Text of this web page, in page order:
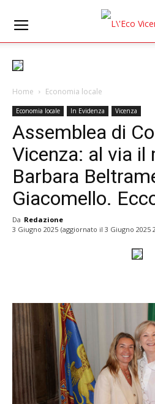
Home Economia locale
Economia locale In Evidenza Vicenza
Assemblea di
Vicenza: al via il
Barbara
Giacomello.
Da Redazione
3 Giugno 2025 (aggiornato il 3 Giugno 2025